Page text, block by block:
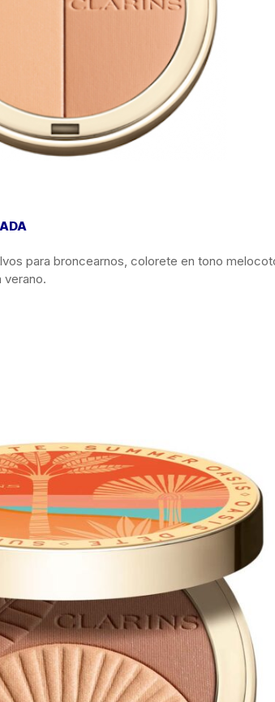
para broncearnos, colorete en tono
verano.